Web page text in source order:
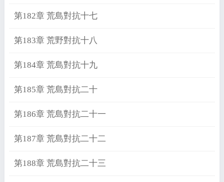
第182章 荒島對抗十七
第183章 荒野對抗十八
第184章 荒島對抗十九
第185章 荒島對抗二十
第186章 荒島對抗二十一
第187章 荒島對抗二十二
第188章 荒島對抗二十三